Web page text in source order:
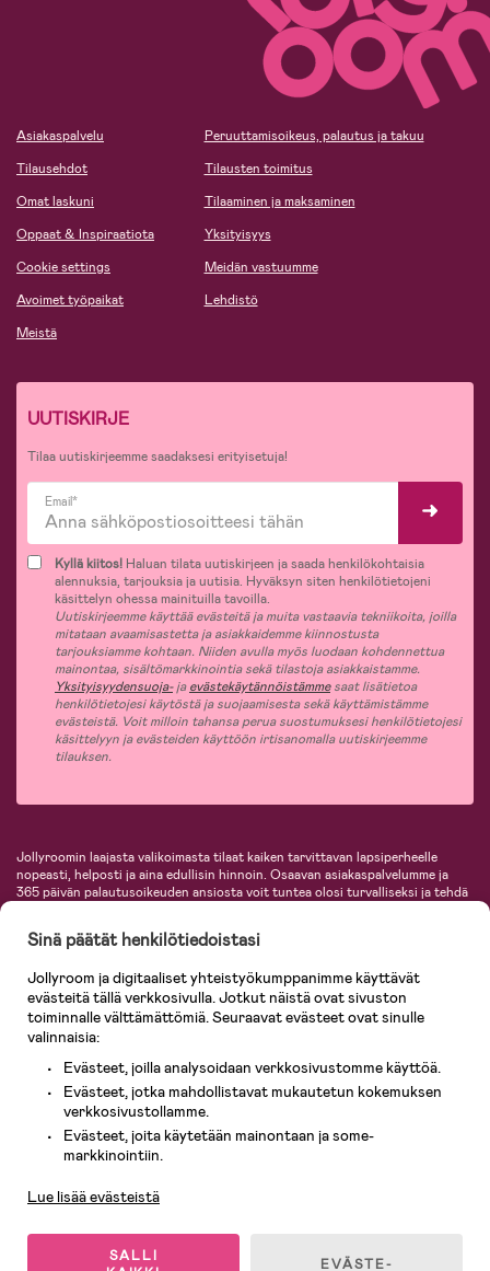
Asiakaspalvelu
Tilausehdot
Omat laskuni
Oppaat & Inspiraatiota
Cookie settings
Avoimet työpaikat
Meistä
Peruuttamisoikeus, palautus ja takuu
Tilausten toimitus
Tilaaminen ja maksaminen
Yksityisyys
Meidän vastuumme
Lehdistö
UUTISKIRJE
Tilaa uutiskirjeemme saadaksesi erityisetuja!
Email*
Kyllä kiitos! Haluan tilata uutiskirjeen ja saada henkilökohtaisia
alennuksia, tarjouksia ja uutisia. Hyväksyn siten henkilötietojeni
käsittelyn ohessa mainituilla tavoilla.
Uutiskirjeemme käyttää evästeitä ja muita vastaavia tekniikoita, joilla
mitataan avaamisastetta ja asiakkaidemme kiinnostusta
tarjouksiamme kohtaan. Niiden avulla myös luodaan kohdennettua
mainontaa, sisältömarkkinointia sekä tilastoja asiakkaistamme.
Yksityisyydensuoja-jaevästekäytännöistämmesaat lisätietoa
henkilötietojesi käytöstä ja suojaamisesta sekä käyttämistämme
evästeistä. Voit milloin tahansa perua suostumuksesi henkilötietojesi
käsittelyyn ja evästeiden käyttöön irtisanomalla uutiskirjeemme
tilauksen.
Jollyroomin laajasta valikoimasta tilaat kaiken tarvittavan lapsiperheelle
nopeasti, helposti ja aina edullisin hinnoin. Osaavan asiakaspalvelumme ja
365 päivän palautusoikeuden ansiosta voit tuntea olosi turvalliseksi ja tehdä
lastentarvikkeita sekä paljon muuta. Meiltä löydät lukuisia tunnettuja
KidKraft, Ergobaby, Philips Avent, Neonate, Cybex, LEGO ja monia muita!
Tervetuloa shoppailemaan Pohjoismaiden suurimpaan lastentarvikkeiden
verkkokauppaan!
Sinä päätät henkilötiedoistasi
Jollyroom ja digitaaliset yhteistyökumppanimme käyttävät
evästeitä tällä verkkosivulla. Jotkut näistä ovat sivuston
toiminnalle välttämättömiä. Seuraavat evästeet ovat sinulle
valinnaisia:
Evästeet, joilla analysoidaan verkkosivustomme käyttöä.
Evästeet, jotka mahdollistavat mukautetun kokemuksen
verkkosivustollamme.
Evästeet, joita käytetään mainontaan ja some-
markkinointiin.
Lue lisää evästeistä
SALLI
EVÄSTE-